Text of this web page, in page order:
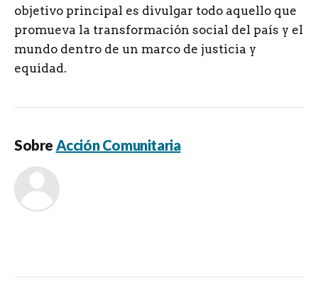
objetivo principal es divulgar todo aquello que
promueva la transformación social del país y el
mundo dentro de un marco de justicia y
equidad.
Sobre Acción Comunitaria